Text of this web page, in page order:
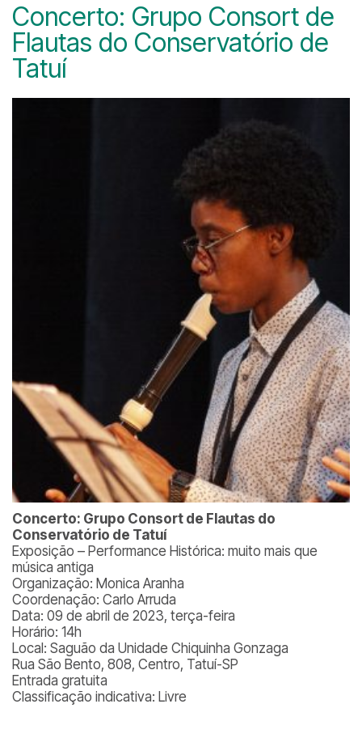
Concerto: Grupo Consort de
Flautas do Conservatório de
Tatuí
Concerto: Grupo Consort de Flautas do
Conservatório de Tatuí
Exposição – Performance Histórica: muito mais que
música antiga
Organização: Monica Aranha
Coordenação: Carlo Arruda
Data: 09 de abril de 2023, terça-feira
Horário: 14h
Local: Saguão da Unidade Chiquinha Gonzaga
Rua São Bento, 808, Centro, Tatuí-SP
Entrada gratuita
Classificação indicativa: Livre